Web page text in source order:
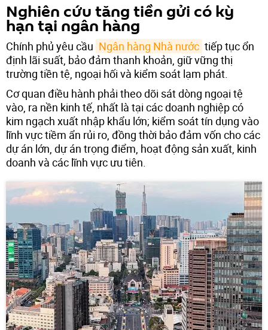
Nghiên cứu tăng tiền gửi có kỳ
hạn tại ngân hàng
Chính phủ yêu cầu Ngân hàng Nhà nước tiếp tục ổn
định lãi suất, bảo đảm thanh khoản, giữ vững thị
trường tiền tệ, ngoại hối và kiểm soát lạm phát.
Cơ quan điều hành phải theo dõi sát dòng ngoại tệ
vào, ra nền kinh tế, nhất là tại các doanh nghiệp có
kim ngạch xuất nhập khẩu lớn; kiểm soát tín dụng vào
lĩnh vực tiềm ẩn rủi ro, đồng thời bảo đảm vốn cho các
dự án lớn, dự án trọng điểm, hoạt động sản xuất, kinh
doanh và các lĩnh vực ưu tiên.